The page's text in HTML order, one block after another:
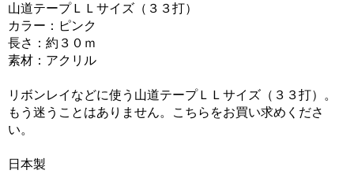
山道テープＬＬサイズ（３３打）
カラー：ピンク
長さ：約３０ｍ
素材：アクリル
リボンレイなどに使う山道テープＬＬサイズ（３３打）。
もう迷うことはありません。こちらをお買い求めくださ
い。
日本製